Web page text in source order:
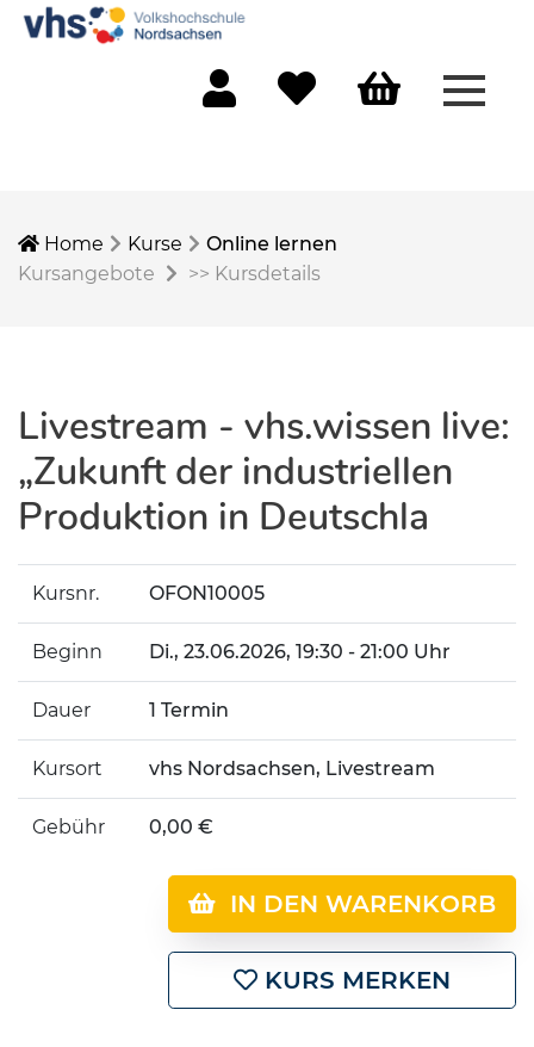
Home Kurse
Online lernen
Kursangebote
>> Kursdetails
Livestream - vhs.wissen live:
„Zukunft der industriellen
Produktion in Deutschla
Kursnr. OFON10005
Beginn Di., 23.06.2026, 19:30 - 21:00 Uhr
Dauer 1 Termin
Kursort vhs Nordsachsen, Livestream
Gebühr 0,00 €
IN DEN WARENKORB
KURS MERKEN